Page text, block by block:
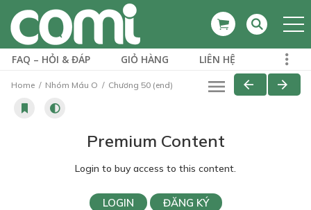
FAQ – HỎI & ĐÁP GIỎ HÀNG LIÊN HỆ
Home Nhóm Máu O Chương 50 (end)
Premium Content
Login to buy access to this content.
LOGIN ĐĂNG KÝ